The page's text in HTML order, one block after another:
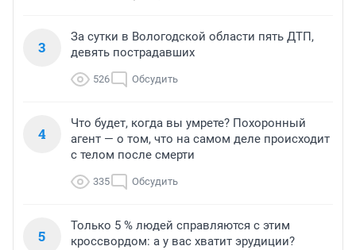
3
За сутки в Вологодской области пять ДТП,
девять пострадавших
526 Обсудить
4
Что будет, когда вы умрете? Похоронный
агент — о том, что на самом деле происходит
с телом после смерти
335 Обсудить
5
Только 5 % людей справляются с этим
кроссвордом: а у вас хватит эрудиции?